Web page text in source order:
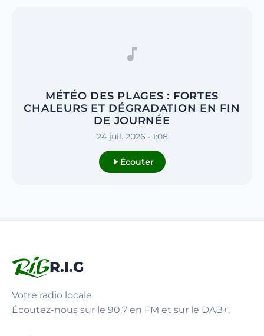
MÉTÉO DES PLAGES : FORTES
CHALEURS ET DÉGRADATION EN FIN
DE JOURNÉE
24 juil. 2026 · 1:08
Écouter
R.I.G
Votre radio locale
Écoutez-nous sur le 90.7 en FM et sur le DAB+.